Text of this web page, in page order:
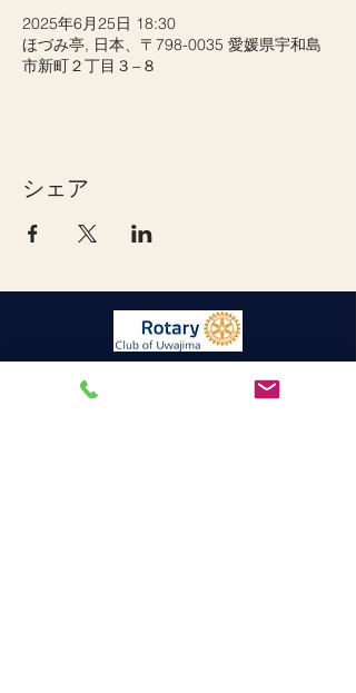
2025年6月25日 18:30
ほづみ亭, 日本、〒798-0035 愛媛県宇和島
市新町２丁目３−８
シェア
宇和島ロータリークラブ